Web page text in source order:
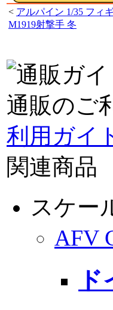
< アルパイン 1/35 フィ
M1919射撃手 冬
通販のご
利用ガイ
関連商品
スケー
AFV